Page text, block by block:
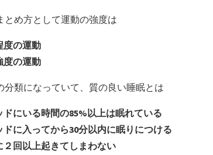
とめ方として運動の強度は
度の運動
度の運動
分類になっていて、質の良い睡眠とは
ドにいる時間の85%以上は眠れている
ドに入ってから30分以内に眠りにつける
２回以上起きてしまわない